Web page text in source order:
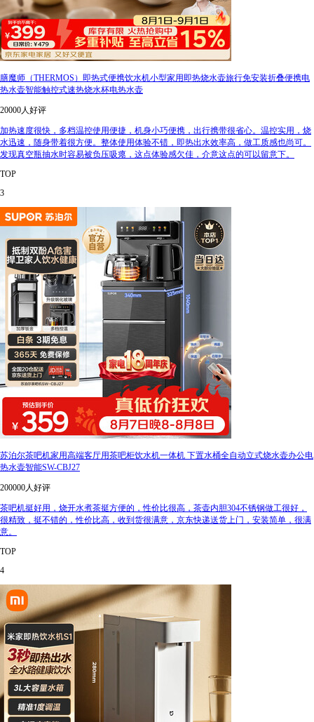
膳魔师（THERMOS）即热式便携饮水机小型家用即热烧水壶旅行免安装折叠便携电
热水壶智能触控式速热烧水杯电热水壶
20000人好评
加热速度很快，多档温控使用便捷，机身小巧便携，出行携带很省心。温控实用，烧
水迅速，随身带着很方便。整体使用体验不错，即热出水效率高，做工质感也尚可。
发现真空瓶抽水时容易被负压吸瘪，这点体验感欠佳，介意这点的可以留意下。
TOP
3
苏泊尔茶吧机家用高端客厅用茶吧柜饮水机一体机 下置水桶全自动立式烧水壶办公电
热水壶智能SW-CBJ27
200000人好评
茶吧机挺好用，烧开水煮茶挺方便的，性价比很高，茶壶内胆304不锈钢做工很好，
很精致，挺不错的，性价比高，收到货很满意，京东快递送货上门，安装简单，很满
意。
TOP
4